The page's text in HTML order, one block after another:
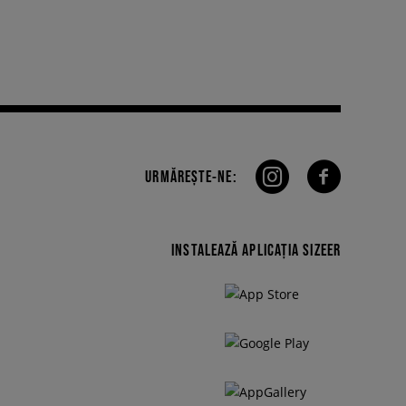
URMĂREȘTE-NE:
INSTALEAZĂ APLICAȚIA SIZEER